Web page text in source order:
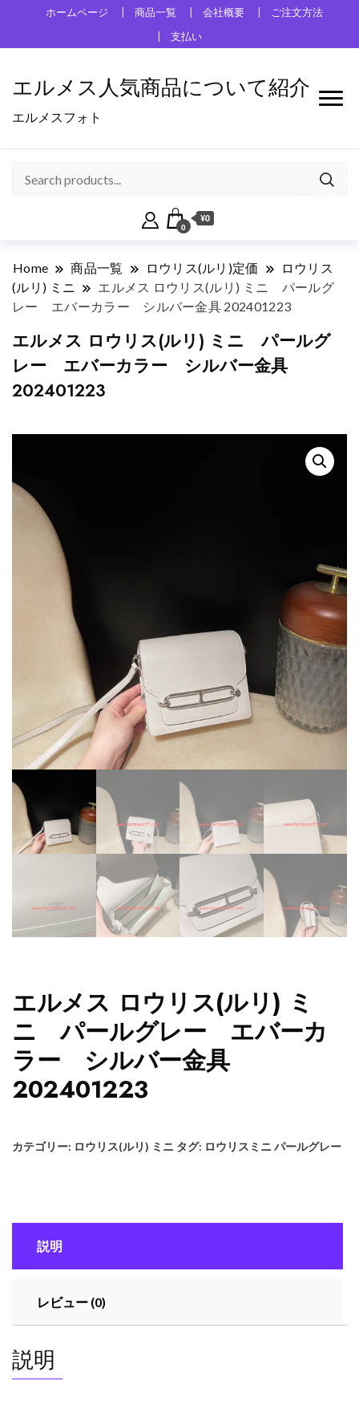
ホームページ 商品一覧 会社概要
ご注文方法
支払い
エルメス人気商品について紹介
エルメスフォト
0
¥0
Home 商品一覧 ロウリス(ルリ)定価
ロウリス
(ルリ) ミニ
エルメス ロウリス(ルリ) ミニ パールグ
レー エバーカラー シルバー金具 202401223
エルメス ロウリス(ルリ) ミニ パールグ
レー エバーカラー シルバー金具
202401223
エルメス ロウリス(ルリ) ミ
ニ パールグレー エバーカ
ラー シルバー金具
202401223
カテゴリー: ロウリス(ルリ) ミニ タグ: ロウリスミニ パールグレー
説明
レビュー (0)
説明